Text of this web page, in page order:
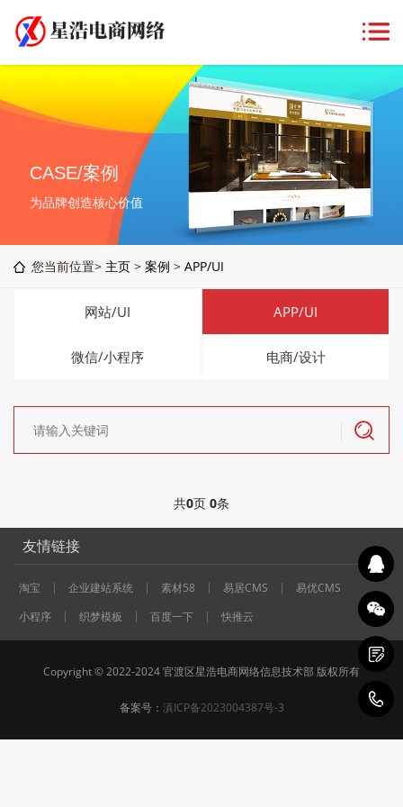
CASE/案例
为品牌创造核心价值
您当前位置> 主页 > 案例 > APP/UI
网站/UI APP/UI
微信/小程序 电商/设计
共0页 0条
友情链接
淘宝 企业建站系统 素材58 易居CMS
易优CMS
小程序
织梦模板 百度一下 快推云
Copyright © 2022-2024 官渡区星浩电商网络信息技术部 版权所有
备案号： 滇ICP备2023004387号-3